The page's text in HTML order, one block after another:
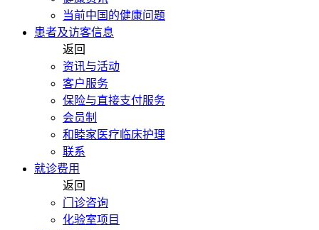
当前中国的健康问题
患者及访客信息
返回
资讯与活动
客户服务
保险与直接支付服务
会员制
和睦家医疗临床护理
联系
就诊费用
返回
门诊咨询
化验室项目